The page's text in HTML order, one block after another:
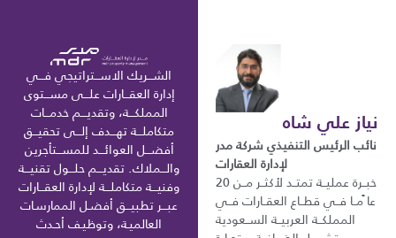
نياز علي شاه
نائب الرئيس التنفيذي شركة مدر
لإدارة العقارات
خبــرة عمليــة تمتــد لأكثــر مــن 20
عا ًمــا فــي قطــاع العقــارات فــي
المملكــة العربيــة الســعودية
الشـــريك الاســـتراتيجي فـــي
إدارة العقـــارات علـــى مســـتوى
المملكـــة، وتقديـــم خدمـــات
متكاملـــة تهـــدف إلـــى تحقيـــق
أفضـــل العوائـــد للمســـتأجرين
والـــملاك. تقديـــم حلـــول تقنيـــة
وفنيـــة متكاملـــة لإدارة العقـــارات
عبـــر تطبيـــق أفضـل الممارسـات
العالميـة، وتوظيـف أحـدث